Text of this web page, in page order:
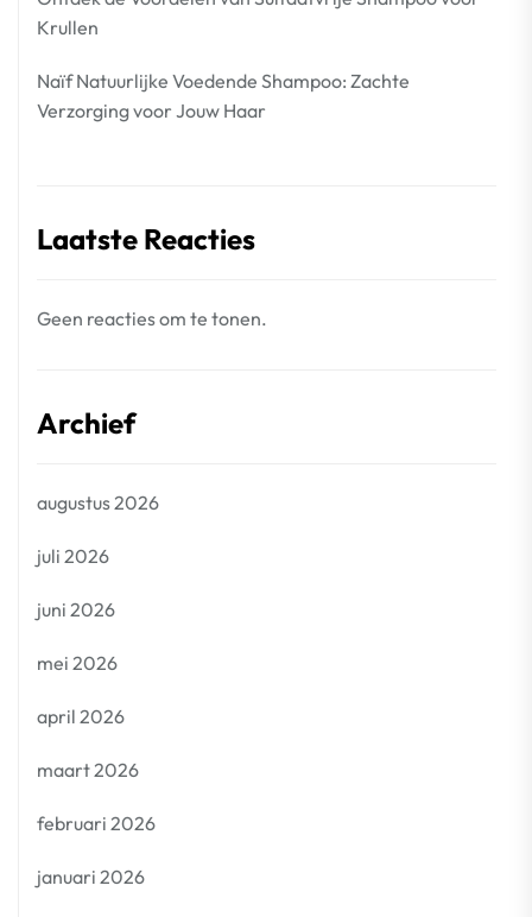
Krullen
Naïf Natuurlijke Voedende Shampoo: Zachte
Verzorging voor Jouw Haar
Laatste Reacties
Geen reacties om te tonen.
Archief
augustus 2026
juli 2026
juni 2026
mei 2026
april 2026
maart 2026
februari 2026
januari 2026